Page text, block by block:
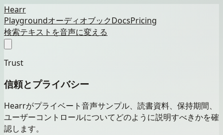
Hearr
PlaygroundオーディオブックDocsPricing
検索テキストを音声に変える
Trust
信頼とプライバシー
Hearrがプライベート音声サンプル、読書資料、保持期間、
ユーザーコントロールについてどのように説明すべきかを確
認します。